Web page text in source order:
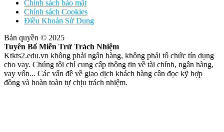
Chính sách bảo mật
Chính sách Cookies
Điều Khoản Sử Dụng
Bản quyền © 2025
Tuyên Bố Miễn Trừ Trách Nhiệm
Ktkts2.edu.vn không phải ngân hàng, không phải tổ chức tín dụng
cho vay. Chúng tôi chỉ cung cấp thông tin về tài chính, ngân hàng,
vay vốn... Các vấn đề về giao dịch khách hàng cần đọc kỹ hợp
đồng và hoàn toàn tự chịu trách nhiệm.